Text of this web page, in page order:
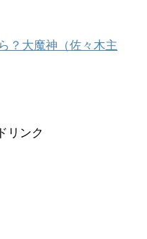
？大魔神（佐々木主
リンク